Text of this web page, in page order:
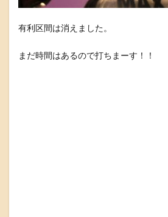
有利区間は消えました。
まだ時間はあるので打ちまーす！！